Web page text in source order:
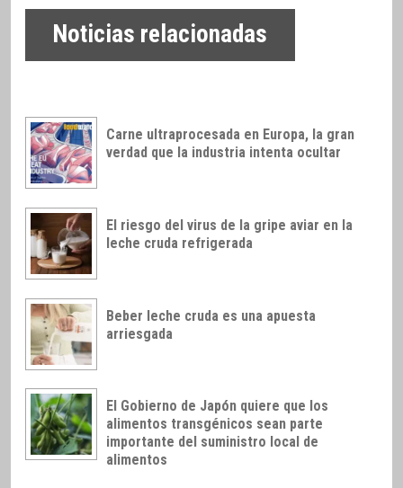
Noticias relacionadas
Carne ultraprocesada en Europa, la gran
verdad que la industria intenta ocultar
El riesgo del virus de la gripe aviar en la
leche cruda refrigerada
Beber leche cruda es una apuesta
arriesgada
El Gobierno de Japón quiere que los
alimentos transgénicos sean parte
importante del suministro local de
alimentos